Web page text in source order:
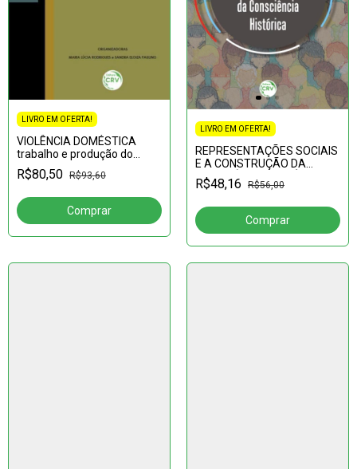
LIVRO EM OFERTA!
VIOLÊNCIA DOMÉSTICA
trabalho e produção do
conhecimento
R$80,50 R$93,60
LIVRO EM OFERTA!
REPRESENTAÇÕES SOCIAIS
E A CONSTRUÇÃO DA
CONSCIÊNCIA HISTÓRICA
R$48,16 R$56,00